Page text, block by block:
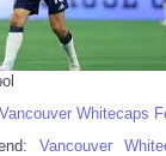
Vancouver Whitecaps
Vancouver